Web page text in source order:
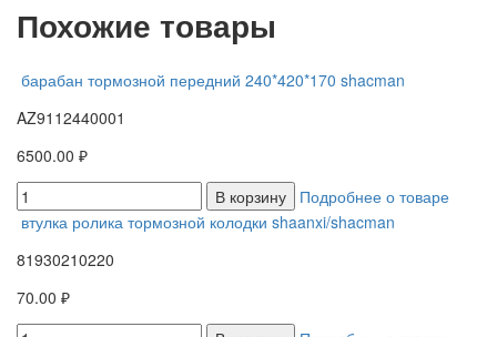
Похожие товары
барабан тормозной передний 240*420*170 shacman
AZ9112440001
6500.00 ₽
В корзину
Подробнее о товаре
втулка ролика тормозной колодки shaanxi/shacman
81930210220
70.00 ₽